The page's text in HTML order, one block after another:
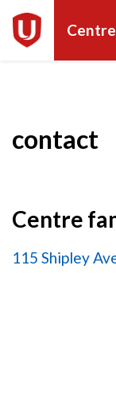
contact
Centre
115 Shipley